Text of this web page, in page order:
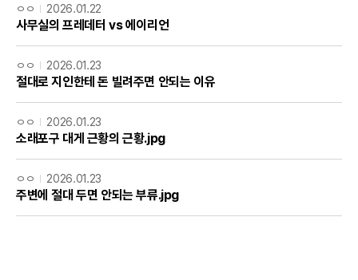
ㅇㅇ 2026.01.22
사무실의 프레데터 vs 에이리언
ㅇㅇ 2026.01.23
절대로 지인한테 돈 빌려주면 안되는 이유
ㅇㅇ 2026.01.23
소래포구 대게 근황의 근황.jpg
ㅇㅇ 2026.01.23
주변에 절대 두면 안되는 부류.jpg